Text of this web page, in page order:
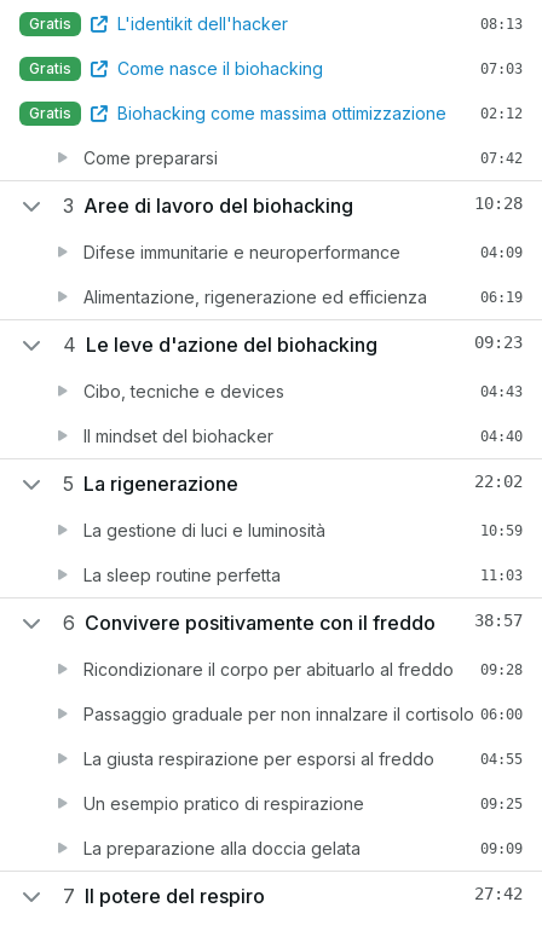
Gratis L'identikit dell'hacker 08:13
Gratis Come nasce il biohacking 07:03
Gratis Biohacking come massima ottimizzazione 02:12
Come prepararsi 07:42
3 Aree di lavoro del biohacking 10:28
Difese immunitarie e neuroperformance 04:09
Alimentazione, rigenerazione ed efficienza 06:19
4 Le leve d'azione del biohacking 09:23
Cibo, tecniche e devices 04:43
Il mindset del biohacker 04:40
5 La rigenerazione 22:02
La gestione di luci e luminosità 10:59
La sleep routine perfetta 11:03
6 Convivere positivamente con il freddo 38:57
Ricondizionare il corpo per abituarlo al freddo 09:28
Passaggio graduale per non innalzare il cortisolo 06:00
La giusta respirazione per esporsi al freddo 04:55
Un esempio pratico di respirazione 09:25
La preparazione alla doccia gelata 09:09
7 Il potere del respiro 27:42